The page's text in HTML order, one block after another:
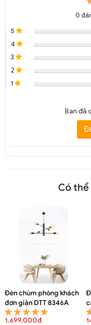
0
5
4
3
2
1
Bạn đã
Có
Đèn chùm phòng khách
đơn giản DTT 8346A
1.699.000đ